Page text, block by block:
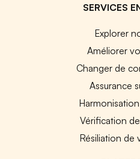
SERVICES
Explorer
Améliorer
Changer de
Assurance
Vérification
Résiliation de